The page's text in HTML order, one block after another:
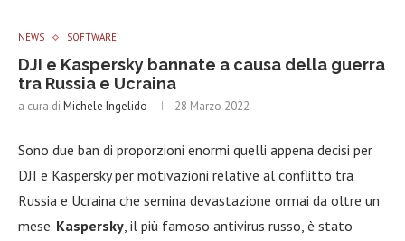
NEWS SOFTWARE
DJI e Kaspersky bannate a causa della guerra
tra Russia e Ucraina
a cura di Michele Ingelido 28 Marzo 2022
Sono due ban di proporzioni enormi quelli appena decisi per
DJI e Kaspersky per motivazioni relative al conflitto tra
Russia e Ucraina che semina devastazione ormai da oltre un
mese. Kaspersky, il più famoso antivirus russo, è stato